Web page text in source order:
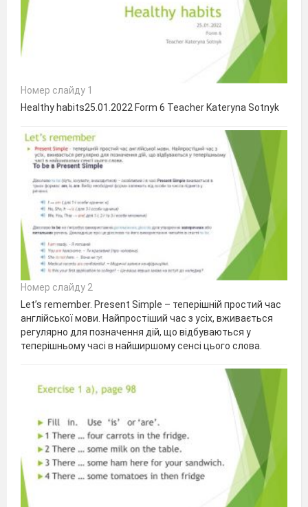
Номер слайду 1
Healthy habits25.01.2022 Form 6 Teacher Kateryna Sotnyk
Номер слайду 2
Let’s remember. Present Simple – теперішній простий час
англійської мови. Найпростіший час з усіх, вживається
регулярно для позначення дій, що відбуваються у
теперішньому часі в найширшому сенсі цього слова.